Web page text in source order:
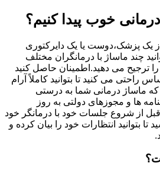
خوب پیدا کنیم؟
یک پزشک،دوست یا یک دایرکتوری
چند ماساژ با درمانگران مختلف
را ترجیح می دهید.اطمینان حاصل کنید
می کنید تا بتوانید کاملاً آرام
که ماساژ درمانی شما به درستی
ها و مجوزهای دولتی به روز
از شروع جلسات خود با درمانگر خود
تا بتوانید انتظارات خود را بیان کرده و